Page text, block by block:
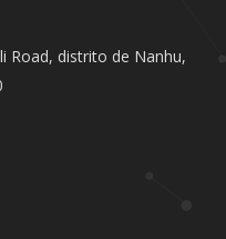
Road, distrito de Nanhu,